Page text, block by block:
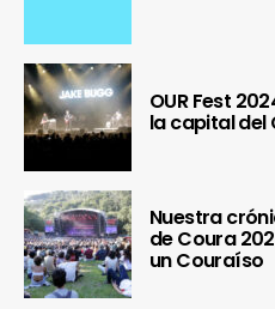
OUR Fest
la capital del
Nuestra
de Coura
un Couraíso